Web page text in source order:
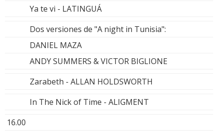
Ya te vi - LATINGUÁ
Dos versiones de "A night in Tunisia":
DANIEL MAZA
ANDY SUMMERS & VICTOR BIGLIONE
Zarabeth - ALLAN HOLDSWORTH
In The Nick of Time - ALIGMENT
16.00